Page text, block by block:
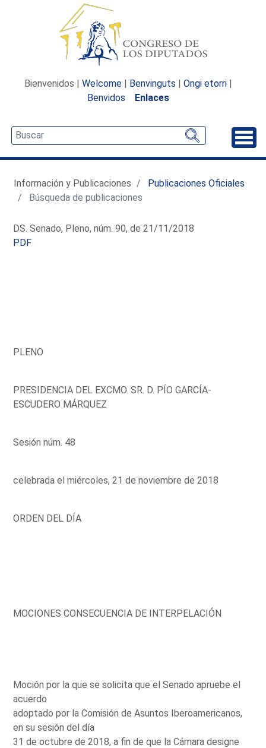
Bienvenidos | Welcome | Benvinguts | Ongi etorri |
Benvidos
Enlaces
Información y Publicaciones
Publicaciones Oficiales
Búsqueda de publicaciones
DS. Senado, Pleno, núm. 90, de 21/11/2018
PDF
PLENO
PRESIDENCIA DEL EXCMO. SR. D. PÍO GARCÍA-
ESCUDERO MÁRQUEZ
Sesión núm. 48
celebrada el miércoles, 21 de noviembre de 2018
ORDEN DEL DÍA
MOCIONES CONSECUENCIA DE INTERPELACIÓN
Moción por la que se solicita que el Senado apruebe el
acuerdo
adoptado por la Comisión de Asuntos Iberoamericanos,
en su sesión del día
31 de octubre de 2018, a fin de que la Cámara designe